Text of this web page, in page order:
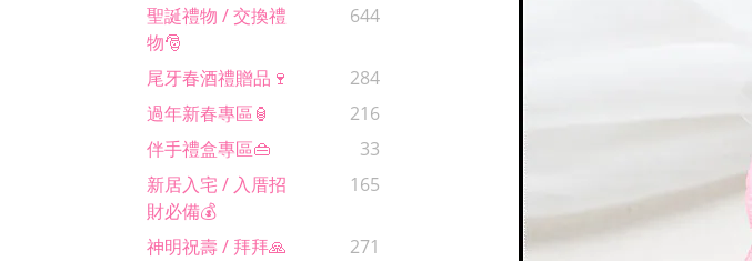
聖誕禮物 / 交換禮
物🎅
644
尾牙春酒禮贈品🍷
284
過年新春專區🏮
216
伴手禮盒專區👜
33
新居入宅 / 入厝招
財必備💰
165
神明祝壽 / 拜拜🙏
271